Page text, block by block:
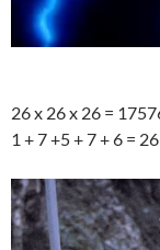
26 x 26 x 26 =
1 + 7 +5 + 7 + 6 = 26